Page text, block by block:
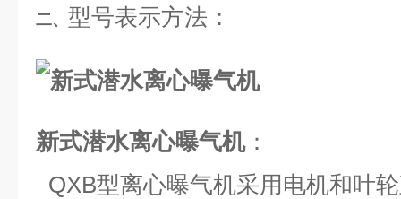
二、 型号表示方法：
新式潜水离心曝气机：
QXB型离心曝气机采用电机和叶